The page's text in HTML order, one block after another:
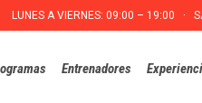
LUNES A VIERNES: 09:00 – 19:00 ·
Entrenadores